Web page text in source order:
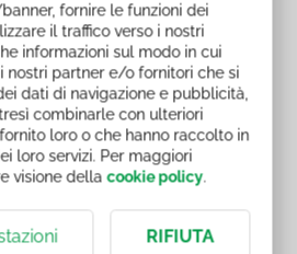
corso ELSK_PL036
dentro di te" codice corso
e contrastare la fatica" codice
codice corso ELSK_PL039
codice corso ELSK_PL040
fornire le funzioni dei
il traffico verso i nostri
informazioni sul modo in cui
nostri partner e/o fornitori che si
dati di navigazione e pubblicità,
combinarle con ulteriori
loro o che hanno raccolto in
loro servizi. Per maggiori
visione dellacookie policy.
RIFIUTA